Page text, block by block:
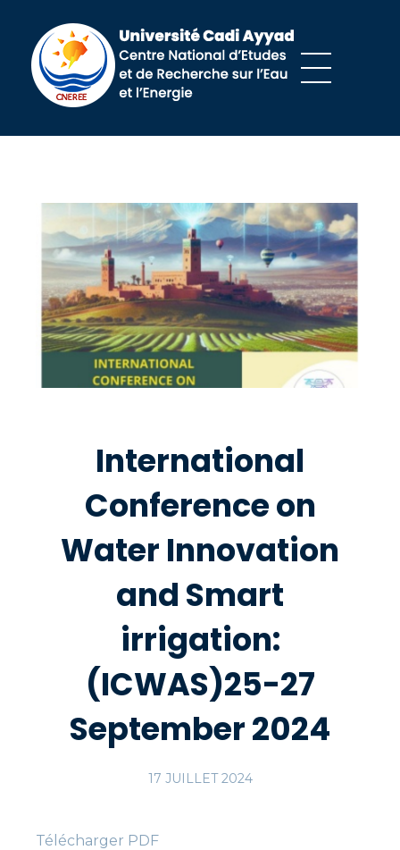
International
Conference on
Water Innovation
and Smart
irrigation:
(ICWAS)25-27
September 2024
17 JUILLET 2024
Télécharger PDF